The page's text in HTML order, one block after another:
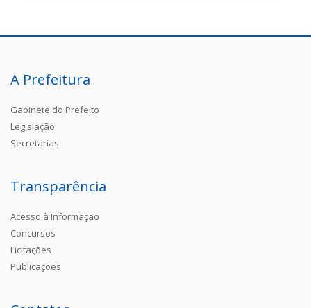
A Prefeitura
Gabinete do Prefeito
Legislação
Secretarias
Transparência
Acesso à Informação
Concursos
Licitações
Publicações